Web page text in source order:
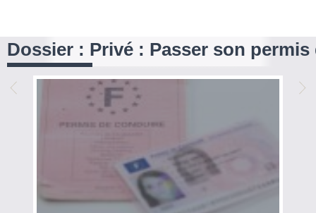
Dossier : Privé : Passer son
Précédent